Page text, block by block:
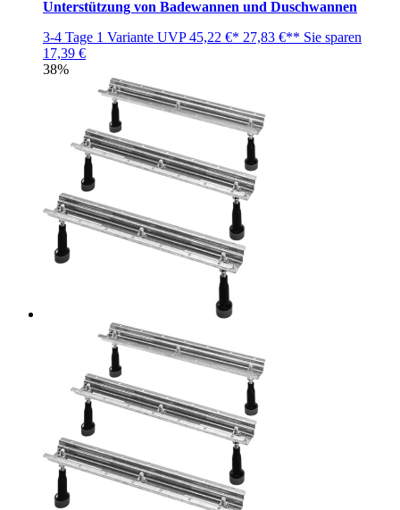
Unterstützung von Badewannen und Duschwannen
3-4 Tage 1 Variante UVP45,22 €* 27,83 €** Sie sparen
17,39 €
38%